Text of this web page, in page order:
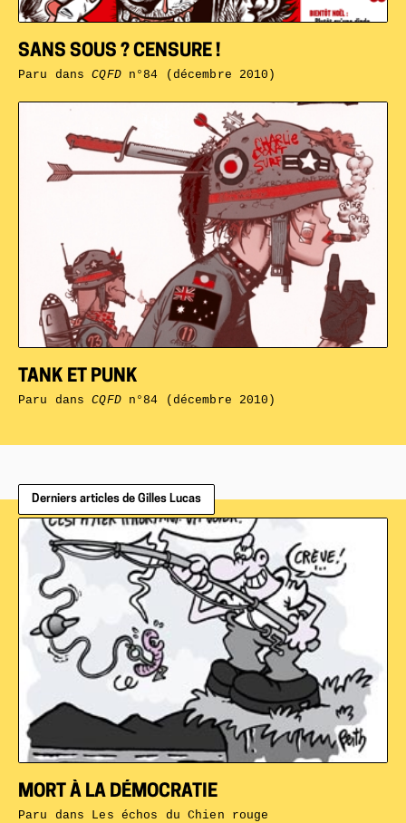
TANK ET PUNK
Paru dansCQFDn°84 (décembre 2010)
SANS SOUS ? CENSURE !
Paru dansCQFDn°84 (décembre 2010)
Derniers articles de Gilles Lucas
MORT À LA DÉMOCRATIE
Paru dans Les échos du Chien rouge